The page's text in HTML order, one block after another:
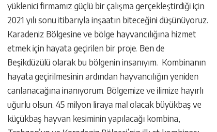
yüklenici firmamız güçlü bir çalışma gerçekleştirdiği için
2021 yılı sonu itibarıyla inşaatın biteceğini düşünüyoruz.
Karadeniz Bölgesine ve bölge hayvancılığına hizmet
etmek için hayata geçirilen bir proje. Ben de
Beşikdüzülü olarak bu bölgenin insanıyım. Kombinanın
hayata geçirilmesinin ardından hayvancılığın yeniden
canlanacağına inanıyorum. Bölgemize ve ilimize hayırlı
uğurlu olsun. 45 milyon liraya mal olacak büyükbaş ve
küçükbaş hayvan kesiminin yapılacağı kombina,